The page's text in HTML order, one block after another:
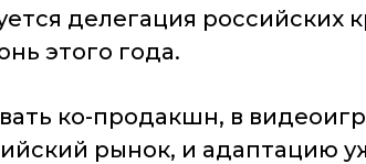
делегация российских
этого года.
ко-продакшн, в
рынок, и адаптацию